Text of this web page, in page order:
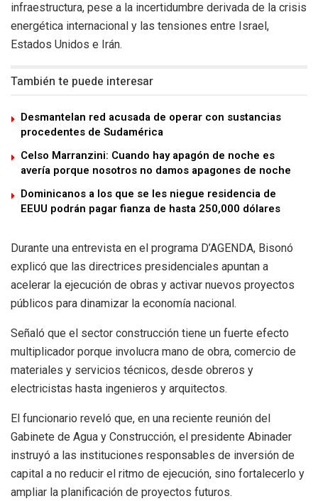
infraestructura, pese a la incertidumbre derivada de la crisis
energética internacional y las tensiones entre Israel,
Estados Unidos e Irán.
También te puede interesar
Desmantelan red acusada de operar con sustancias
procedentes de Sudamérica
Celso Marranzini: Cuando hay apagón de noche es
avería porque nosotros no damos apagones de noche
Dominicanos a los que se les niegue residencia de
EEUU podrán pagar fianza de hasta 250,000 dólares
Durante una entrevista en el programa D’AGENDA, Bisonó
explicó que las directrices presidenciales apuntan a
acelerar la ejecución de obras y activar nuevos proyectos
públicos para dinamizar la economía nacional.
Señaló que el sector construcción tiene un fuerte efecto
multiplicador porque involucra mano de obra, comercio de
materiales y servicios técnicos, desde obreros y
electricistas hasta ingenieros y arquitectos.
El funcionario reveló que, en una reciente reunión del
Gabinete de Agua y Construcción, el presidente Abinader
instruyó a las instituciones responsables de inversión de
capital a no reducir el ritmo de ejecución, sino fortalecerlo y
ampliar la planificación de proyectos futuros.